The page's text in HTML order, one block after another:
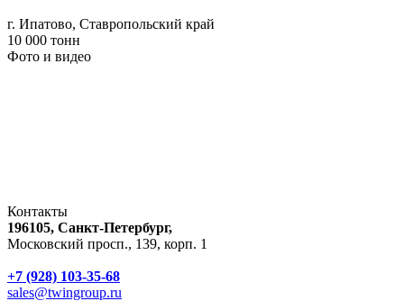
г. Ипатово, Ставропольский край
10 000 тонн
Фото и видео
Контакты
196105, Санкт-Петербург,
Московский просп., 139, корп. 1
+7 (928) 103-35-68
sales@twingroup.ru